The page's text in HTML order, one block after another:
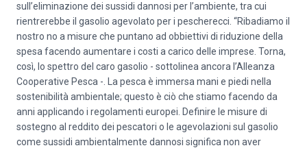
sull’eliminazione dei sussidi dannosi per l’ambiente, tra cui
rientrerebbe il gasolio agevolato per i pescherecci. “Ribadiamo il
nostro no a misure che puntano ad obbiettivi di riduzione della
spesa facendo aumentare i costi a carico delle imprese. Torna,
così, lo spettro del caro gasolio - sottolinea ancora l’Alleanza
Cooperative Pesca -. La pesca è immersa mani e piedi nella
sostenibilità ambientale; questo è ciò che stiamo facendo da
anni applicando i regolamenti europei. Definire le misure di
sostegno al reddito dei pescatori o le agevolazioni sul gasolio
come sussidi ambientalmente dannosi significa non aver